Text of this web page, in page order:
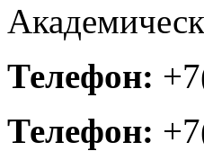
Телефон:
Телефон: